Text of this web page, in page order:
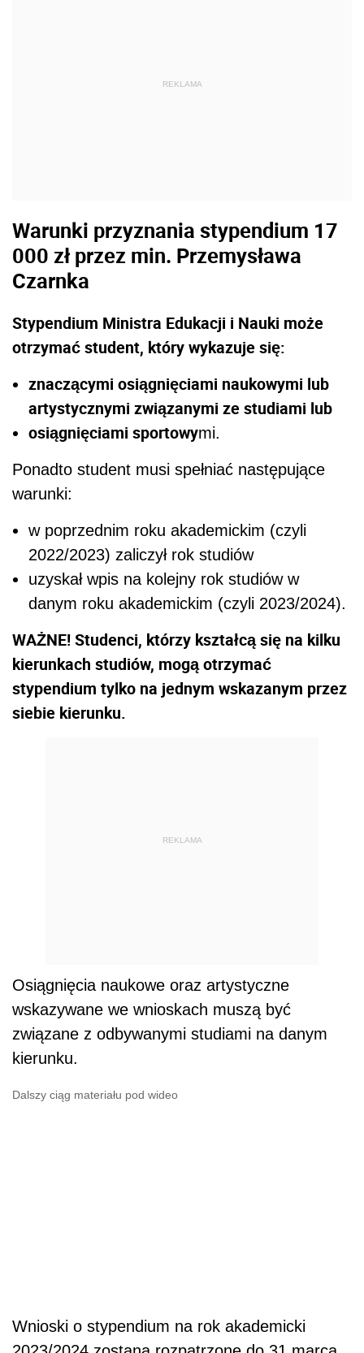
REKLAMA
Warunki przyznania stypendium 17
000 zł przez min. Przemysława
Czarnka
Stypendium Ministra Edukacji i Nauki może
otrzymać student, który wykazuje się:
znaczącymi osiągnięciami naukowymi lub
artystycznymi związanymi ze studiami lub
osiągnięciami sportowymi.
Ponadto student musi spełniać następujące
warunki:
w poprzednim roku akademickim (czyli
2022/2023) zaliczył rok studiów
uzyskał wpis na kolejny rok studiów w
danym roku akademickim (czyli 2023/2024).
WAŻNE! Studenci, którzy kształcą się na kilku
kierunkach studiów, mogą otrzymać
stypendium tylko na jednym wskazanym przez
siebie kierunku.
REKLAMA
Osiągnięcia naukowe oraz artystyczne
wskazywane we wnioskach muszą być
związane z odbywanymi studiami na danym
kierunku.
Dalszy ciąg materiału pod wideo
Wnioski o stypendium na rok akademicki